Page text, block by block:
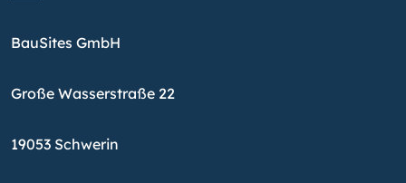
BauSites GmbH
Große Wasserstraße 22
19053 Schwerin